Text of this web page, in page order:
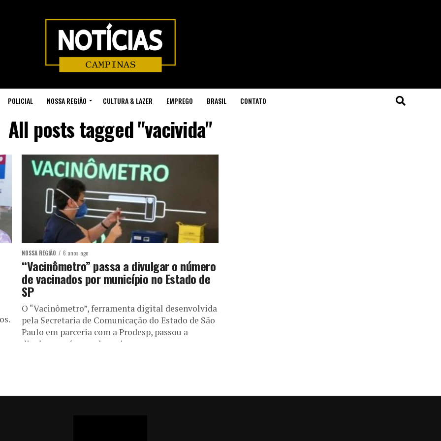
POLICIAL NOSSA REGIÃO CULTURA & LAZER EMPREGO BRASIL CONTATO
All posts tagged "vacivida"
NOSSA REGIÃO 6 anos ago
“Vacinômetro” passa a divulgar o número
de vacinados por município no Estado de
SP
O “Vacinômetro”, ferramenta digital desenvolvida
pela Secretaria de Comunicação do Estado de São
Paulo em parceria com a Prodesp, passou a
divulgar o número de vacinas...